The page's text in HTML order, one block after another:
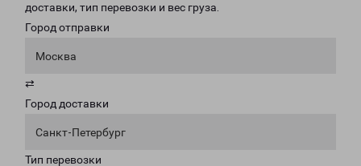
доставки, тип перевозки и вес груза.
Город отправки
Москва
⇄
Город доставки
Санкт-Петербург
Тип перевозки